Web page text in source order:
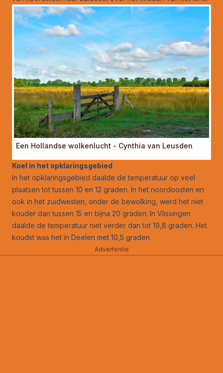
Een Hollandse wolkenlucht - Cynthia van Leusden
Koel in het opklaringsgebied
In het opklaringsgebied daalde de temperatuur op veel
plaatsen tot tussen 10 en 12 graden. In het noordoosten en
ook in het zuidwesten, onder de bewolking, werd het niet
kouder dan tussen 15 en bijna 20 graden. In Vlissingen
daalde de temperatuur niet verder dan tot 19,8 graden. Het
koudst was het in Deelen met 10,5 graden.
Advertentie